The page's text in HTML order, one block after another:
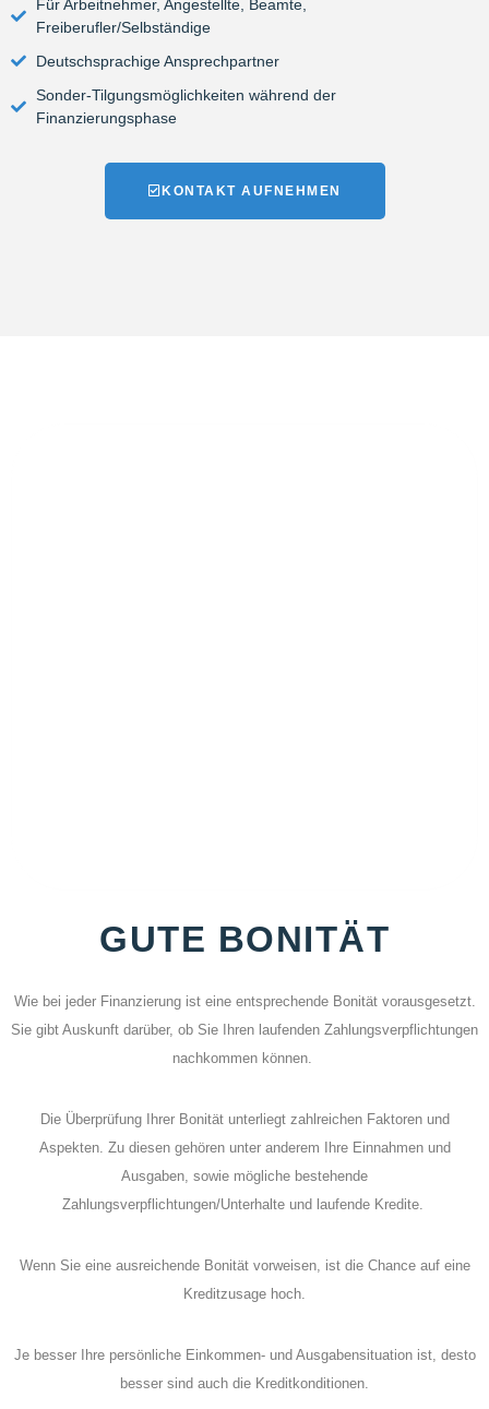
Für Arbeitnehmer, Angestellte, Beamte,
Freiberufler/Selbständige
Deutschsprachige Ansprechpartner
Sonder-Tilgungsmöglichkeiten während der
Finanzierungsphase
KONTAKT AUFNEHMEN
GUTE BONITÄT
Wie bei jeder Finanzierung ist eine entsprechende Bonität vorausgesetzt.
Sie gibt Auskunft darüber, ob Sie Ihren laufenden Zahlungsverpflichtungen
nachkommen können.
Die Überprüfung Ihrer Bonität unterliegt zahlreichen Faktoren und
Aspekten. Zu diesen gehören unter anderem Ihre Einnahmen und
Ausgaben, sowie mögliche bestehende
Zahlungsverpflichtungen/Unterhalte und laufende Kredite.
Wenn Sie eine ausreichende Bonität vorweisen, ist die Chance auf eine
Kreditzusage hoch.
Je besser Ihre persönliche Einkommen- und Ausgabensituation ist, desto
besser sind auch die Kreditkonditionen.